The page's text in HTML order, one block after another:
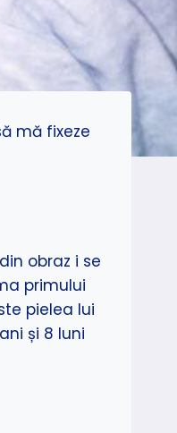
mă fixeze
obraz i se
primului
pielea lui
și 8 luni